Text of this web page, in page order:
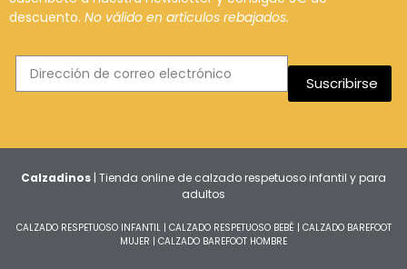
descuento. No válido en artículos rebajados.
Suscribirse
Calzadinos | Tienda online de calzado respetuoso infantil y para
adultos
CALZADO RESPETUOSO INFANTIL| CALZADO RESPETUOSO BEBÉ | CALZADO BAREFOOT
MUJER | CALZADO BAREFOOT HOMBRE